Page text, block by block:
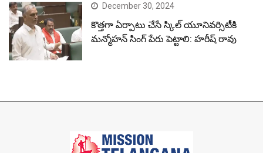
December 30, 2024
కొత్తగా ఏర్పాటు చేసే స్కిల్ యూనివర్సిటీకి
మన్మోహన్ సింగ్ పేరు పెట్టాలి: హరీష్ రావు